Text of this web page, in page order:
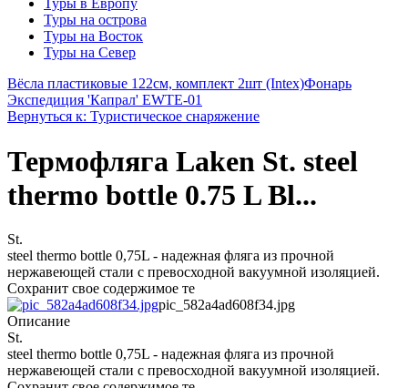
Туры в Европу
Туры на острова
Туры на Восток
Туры на Север
Вёсла пластиковые 122см, комплект 2шт (Intex)Фонарь
Экспедиция 'Капрал' EWTE-01
Вернуться к: Туристическое снаряжение
Термофляга Laken St. steel
thermo bottle 0.75 L Bl...
St.
steel thermo bottle 0,75L - надежная фляга из прочной
нержавеющей стали с превосходной вакуумной изоляцией.
Сохранит свое содержимое те
pic_582a4ad608f34.jpg
Описание
St.
steel thermo bottle 0,75L - надежная фляга из прочной
нержавеющей стали с превосходной вакуумной изоляцией.